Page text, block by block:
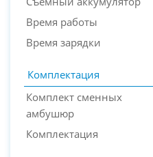
Время работы
Время зарядки
Комплектация
Комплект сменных
амбушюр
Комплектация